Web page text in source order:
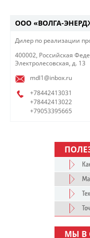
ООО «ВОЛГА-
Дилер по реализации
400002, Российская
Электролесовская, д. 13
mdl1@inbox.ru
+78442413031
+78442413022
+79053395665
МЫ В